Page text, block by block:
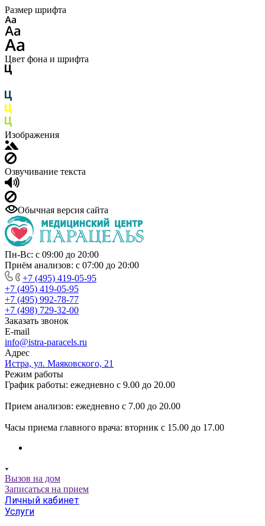
Размер шрифта
Цвет фона и шрифта
Изображения
Озвучивание текста
Обычная версия сайта
Пн-Вс: с 09:00 до 20:00
Приём анализов: с 07:00 до 20:00
+7 (495) 419-05-95
+7 (495) 419-05-95
+7 (495) 992-78-77
+7 (498) 729-32-00
Заказать звонок
E-mail
info@istra-paracels.ru
Адрес
Истра, ул. Маяковского, 21
Режим работы
График работы: ежедневно с 9.00 до 20.00
Прием анализов: ежедневно с 7.00 до 20.00
Часы приема главного врача: вторник с 15.00 до 17.00
Вызов на дом
Записаться на прием
Личный кабинет
Услуги